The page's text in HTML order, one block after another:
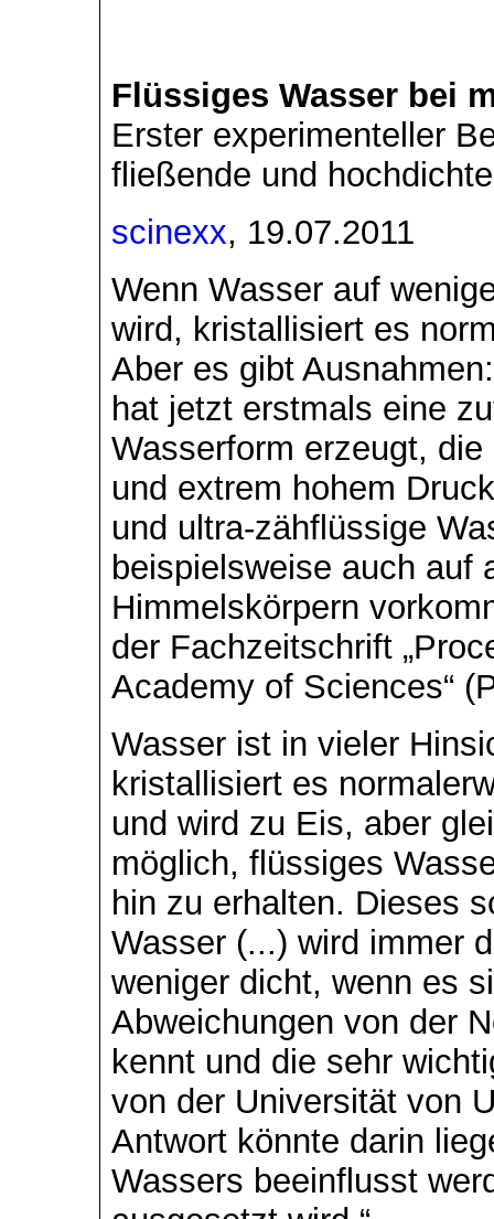
Flüssiges Wasser bei
Erster experimenteller
fließende und
scinexx, 19.07.2011
Wenn Wasser auf
wird, kristallisiert es
Aber es gibt
hat jetzt erstmals eine
Wasserform erzeugt,
und extrem hohem
und ultra-zähflüssige
beispielsweise auch auf
Himmelskörpern
der Fachzeitschrift
Academy of Sciences“
Wasser ist in vieler
kristallisiert es
und wird zu Eis, aber
möglich, flüssiges
hin zu erhalten. Dieses
Wasser (...) wird immer
weniger dicht, wenn es
Abweichungen von der
kennt und die sehr
von der Universität von
Antwort könnte darin
Wassers beeinflusst